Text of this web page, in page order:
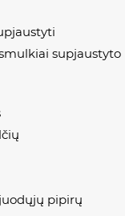
supjaustyto
pipirų